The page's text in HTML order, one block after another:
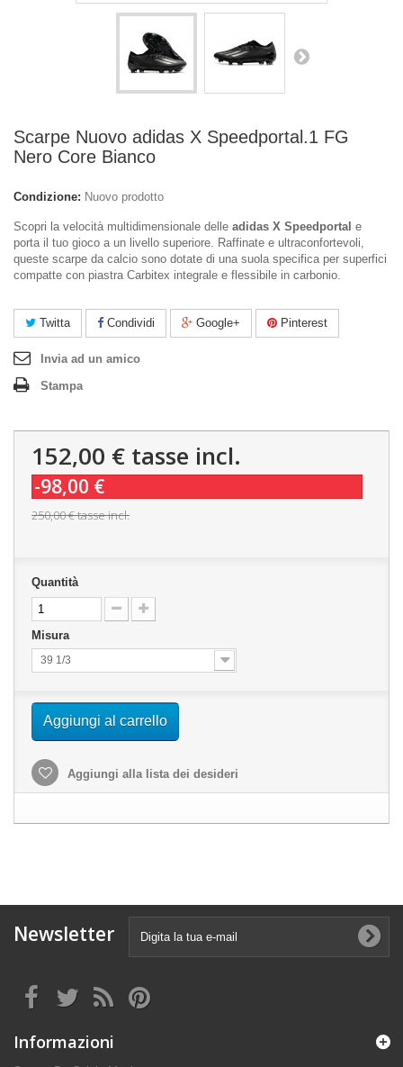
Scarpe Nuovo adidas X Speedportal.1 FG
Nero Core Bianco
Condizione: Nuovo prodotto
Scopri la velocità multidimensionale delle adidas X Speedportal e
porta il tuo gioco a un livello superiore. Raffinate e ultraconfortevoli,
queste scarpe da calcio sono dotate di una suola specifica per superfici
compatte con piastra Carbitex integrale e flessibile in carbonio.
Twitta Condividi Google+ Pinterest
Invia ad un amico
Stampa
152,00 € tasse incl.
-98,00 €
250,00 €tasse incl.
Quantità
Misura
39 1/3
Aggiungi al carrello
Aggiungi alla lista dei desideri
Newsletter
Informazioni